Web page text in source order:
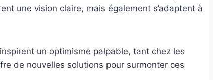
une vision claire, mais également s’adaptent à
un optimisme palpable, tant chez les
de nouvelles solutions pour surmonter ces